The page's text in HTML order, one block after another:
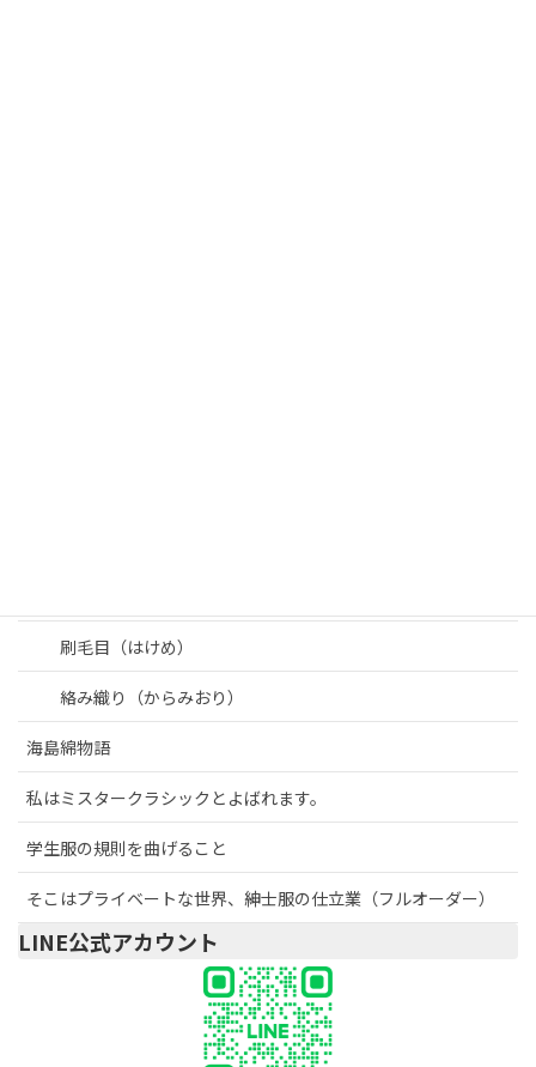
刷毛目（はけめ）
絡み織り（からみおり）
海島綿物語
私はミスタークラシックとよばれます。
学生服の規則を曲げること
そこはプライベートな世界、紳士服の仕立業（フルオーダー）
LINE公式アカウント